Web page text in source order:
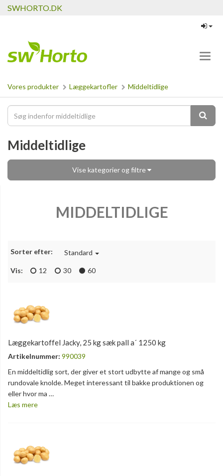
SWHORTO.DK
Vores produkter Læggekartofler Middeltidlige
Middeltidlige
Vise kategorier og filtre
MIDDELTIDLIGE
Sorter efter: Standard
Vis: 12 30 60
Læggekartoffel Jacky, 25 kg sæk pall a´ 1250 kg
Artikelnummer: 990039
En middeltidlig sort, der giver et stort udbytte af mange og små
rundovale knolde. Meget interessant til bakke produktionen og
eller hvor ma …
Læs mere